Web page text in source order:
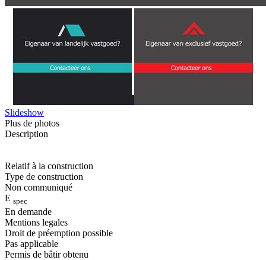
Slideshow
Plus de photos
Description
Relatif à la construction
Type de construction
Non communiqué
E spec
En demande
Mentions legales
Droit de préemption possible
Pas applicable
Permis de bâtir obtenu